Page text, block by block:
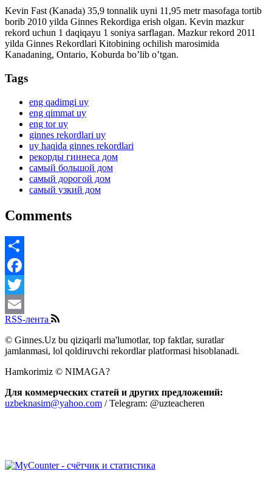
Kevin Fast (Kanada) 35,9 tonnalik uyni 11,95 metr masofaga tortib
borib 2010 yilda Ginnes Rekordiga erish olgan. Kevin mazkur
rekord uchun 1 daqiqayu 1 soniya sarflagan. Mazkur rekord 2011
yilda Ginnes Rekordlari Kitobining ochilish marosimida
Kanadaning, Ontario, Koburda bo’lib o’tgan.
Tags
eng qadimgi uy
eng qimmat uy
eng tor uy
ginnes rekordlari uy
uy haqida ginnes rekordlari
рекорды гиннеса дом
самый большой дом
самый дорогой дом
самый узкий дом
Comments
Share
Facebook
Twitter
Email
RSS-лента
© Ginnes.Uz bu qiziqarli ma'lumotlar, top faktlar, suratlar
jamlanmasi, lol qoldiruvchi rekordlar platformasi hisoblanadi.
Hamkorimiz © NIMAGA?
Для коммерческих статей и других предложений:
uzbeknasim@yahoo.com / Telegram: @uzteacheren